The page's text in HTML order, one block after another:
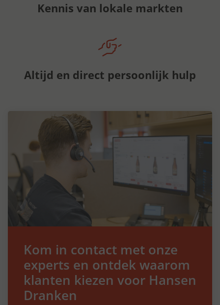
Kennis van lokale markten
Altijd en direct persoonlijk hulp
Kom in contact met onze
experts en ontdek waarom
klanten kiezen voor Hansen
Dranken